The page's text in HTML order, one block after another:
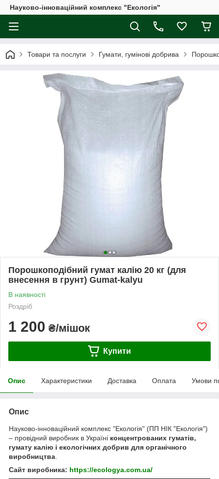
Науково-інноваційний комплекс "Екологія"
Товари та послуги Гумати, гумінові добрива
Порошкоподібний гумат калію 20 кг (для
внесення в грунт) Gumat-kalyu
В наявності
Роздріб
1 200 ₴/мішок
Купити
Опис Характеристики Доставка Оплата Умови
Опис
Науково-інноваційний комплекс "Екологія" (ПП НІК "Екологія")
– провідний виробник в Україні концентрованих гуматів,
гумату калію і екологічних добрив для органічного
виробництва
Сайт виробника: https://ecologya.com.ua/